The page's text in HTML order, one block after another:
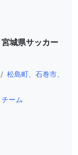
城県サッカー
/ 松島町、石巻市、
チーム